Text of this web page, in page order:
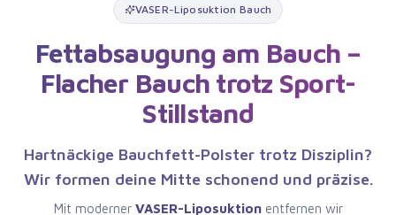
VASER-Liposuktion Bauch
Fettabsaugung am Bauch –
Flacher Bauch trotz Sport-
Stillstand
Hartnäckige Bauchfett-Polster trotz Disziplin?
Wir formen deine Mitte schonend und präzise.
Mit moderner VASER-Liposuktionentfernen wir